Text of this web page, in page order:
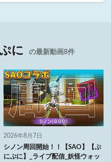
に の最新動画8件
2026年8月7日
シノン周回開始！！【SAO】【ぷ
にぷに】_ライブ配信_妖怪ウォッ